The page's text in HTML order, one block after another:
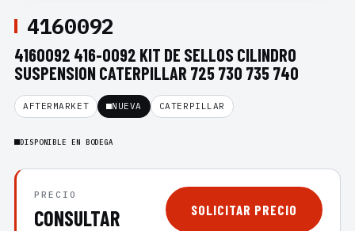
4160092
4160092 416-0092 KIT DE SELLOS CILINDRO
SUSPENSION CATERPILLAR 725 730 735 740
AFTERMARKET NUEVA CATERPILLAR
DISPONIBLE EN BODEGA
PRECIO
CONSULTAR SOLICITAR PRECIO